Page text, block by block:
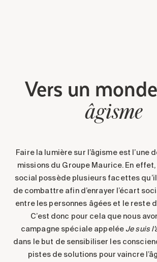
Vers un
âgisme
Faire la lumière sur l’âgisme est l’une
missions du Groupe Maurice. En
social possède plusieurs facettes
de combattre afin d’enrayer l’écart
entre les personnes âgées et le reste
C’est donc pour cela que nous
campagne spéciale appeléeJe suis
dans le but de sensibiliser les
pistes de solutions pour vaincre